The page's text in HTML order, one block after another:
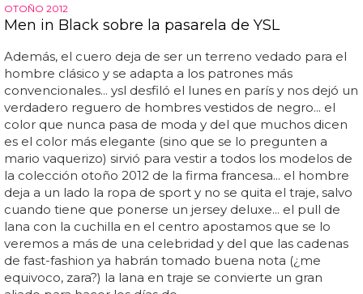
Lacoste
cocodrilo, emblema de la marca, se torna del mismo
color de la prenda, haciéndolo más discreto y para mi
gusto, con más clase (debe de ser que yo soy de poco
lucir marca)... también nos gustó mucho la evolución que
la marca está teniendo, dejando un poco más atrás todo
el rollo deportivo y apostando más por las tendencias,
pero sin dejar de lado el preppy que los identifica... ayer
asistimos a la presentación de la colección que lacoste
tiene preparada para la primavera/verano del 2012, la
misma que pudimos ver sobre la pasarela esta última
edición de la semana de la moda de nueva york... pero lo
mejor de toda la presentación fueron los complementos
(será que me pierden)... y claro, no es lo mismo verlo en
vídeo y en foto que poder...